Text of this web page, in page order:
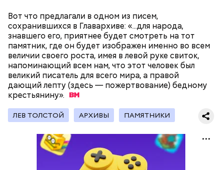
Фото: Главархив Москвы
Вот что предлагали в одном из писем,
сохранившихся в Главархиве: «...для народа,
знавшего его, приятнее будет смотреть на тот
памятник, где он будет изображен именно во всем
величии своего роста, имея в левой руке свиток,
напоминающий всем нам, что этот человек был
великий писатель для всего мира, а правой
дающий лепту (здесь — пожертвование) бедному
крестьянину».
ЛЕВ ТОЛСТОЙ АРХИВЫ ПАМЯТНИКИ
При встрече с шаровой молнией важно не
паниковать, подчеркнул Бычков:
— Первые двое суток мы постоянно были на ногах.
Каждые два часа ездили делать замеры радиации.
Время от выезда до выезда — на отдых. Работа и
есть работа. Ее надо выполнять, — говорит он.